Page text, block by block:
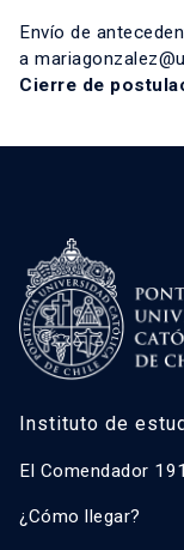
Envío de
a
Cierre de
Instituto de
El Comendador
¿Cómo llegar?